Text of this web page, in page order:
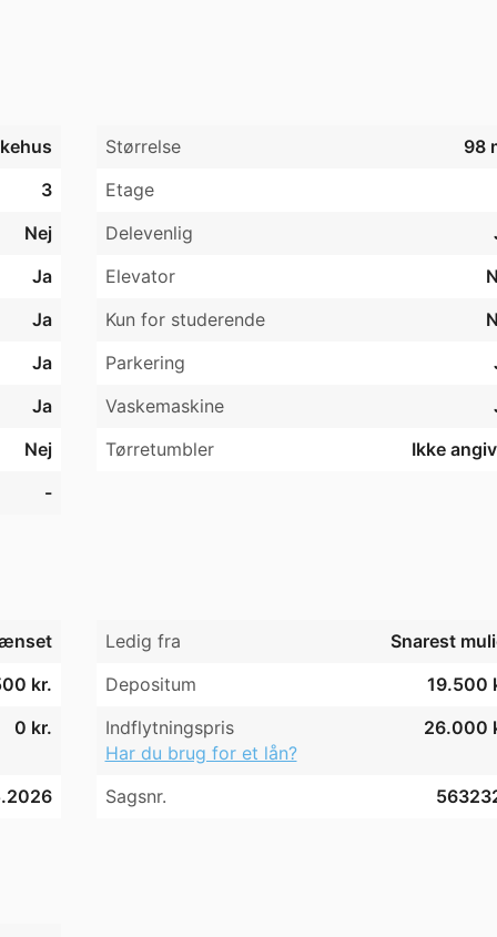
deles mellem to lejemål og giver
Størrelse
98
3
Etage
Nej
Delevenlig
Ja
Elevator
Ja
Kun for studerende
Ja
Parkering
Ja
Vaskemaskine
Nej
Tørretumbler
Ikke
-
Ledig fra
Snarest
kr.
Depositum
19.500
0 kr.
Indflytningspris
26.000
Har du brug for et lån?
Sagsnr.